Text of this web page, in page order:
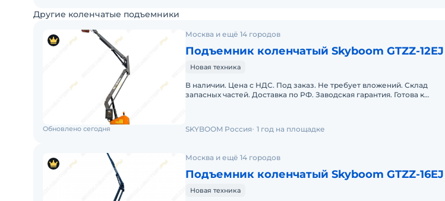
Другие коленчатые подъемники
Москва и ещё 14 городов
Подъемник коленчатый Skyboom GTZZ-12EJ
Новая техника
В наличии. Цена с НДС. Под заказ. Не требует вложений. Склад
запасных частей. Доставка по РФ. Заводская гарантия. Готова к
Обновлено сегодня SKYBOOM Россия 1 год на площадке
Москва и ещё 14 городов
Подъемник коленчатый Skyboom GTZZ-16EJ
Новая техника